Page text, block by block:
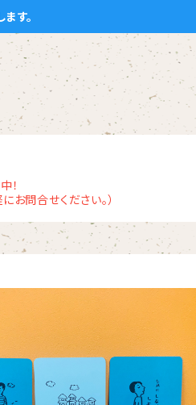
す。
！
お問合せください。）